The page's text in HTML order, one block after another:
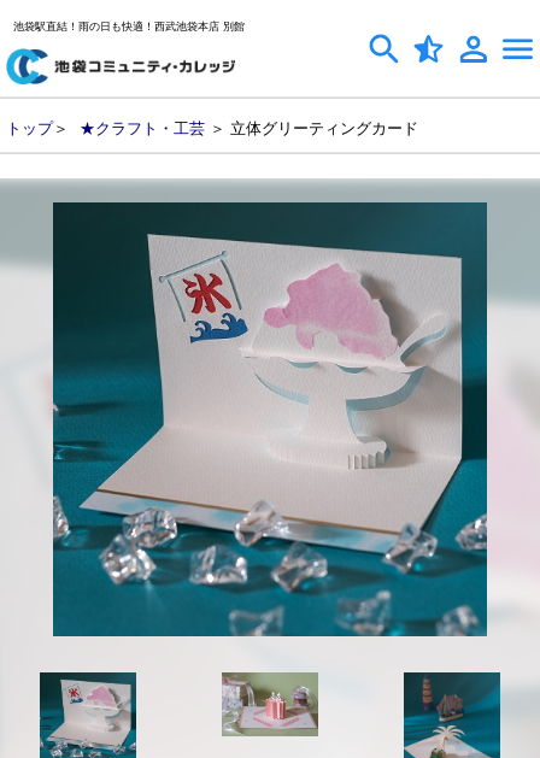
池袋駅直結！雨の日も快適！西武池袋本店 別館
トップ＞ ★クラフト・工芸 ＞ 立体グリーティングカード